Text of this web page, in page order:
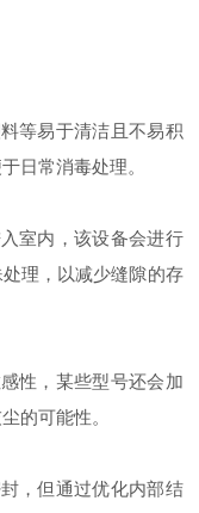
等易于清洁且不易积
日常消毒处理。
室内，该设备会进行
理，以减少缝隙的存
性，某些型号还会加
的可能性。
，但通过优化内部结